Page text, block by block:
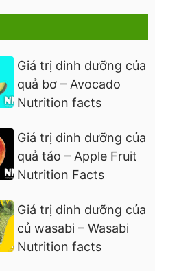
Giá trị dinh dưỡng của
quả bơ – Avocado
Nutrition facts
Giá trị dinh dưỡng của
quả táo – Apple Fruit
Nutrition Facts
Giá trị dinh dưỡng của
củ wasabi – Wasabi
Nutrition facts